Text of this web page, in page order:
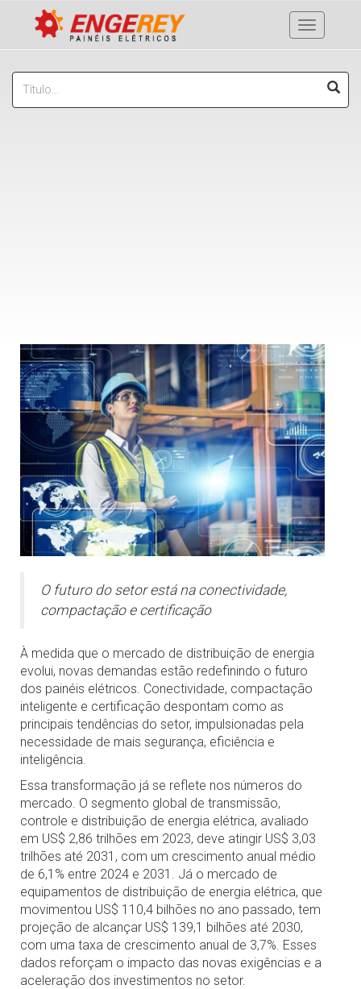
Menu
O futuro do setor está na conectividade,
compactação e certificação
À medida que o mercado de distribuição de energia
evolui, novas demandas estão redefinindo o futuro
dos painéis elétricos. Conectividade, compactação
inteligente e certificação despontam como as
principais tendências do setor, impulsionadas pela
necessidade de mais segurança, eficiência e
inteligência.
Essa transformação já se reflete nos números do
mercado. O segmento global de transmissão,
controle e distribuição de energia elétrica, avaliado
em US$ 2,86 trilhões em 2023, deve atingir US$ 3,03
trilhões até 2031, com um crescimento anual médio
de 6,1% entre 2024 e 2031. Já o mercado de
equipamentos de distribuição de energia elétrica, que
movimentou US$ 110,4 bilhões no ano passado, tem
projeção de alcançar US$ 139,1 bilhões até 2030,
com uma taxa de crescimento anual de 3,7%. Esses
dados reforçam o impacto das novas exigências e a
aceleração dos investimentos no setor.